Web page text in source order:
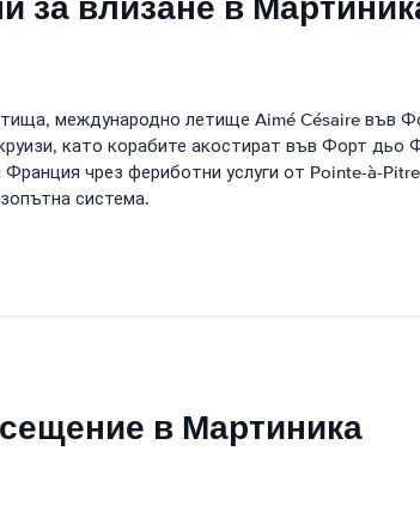
международно летище Aimé Césaire във
като корабите акостират във Форт дьо
чрез фериботни услуги от Pointe-à-
система.
в Мартиника